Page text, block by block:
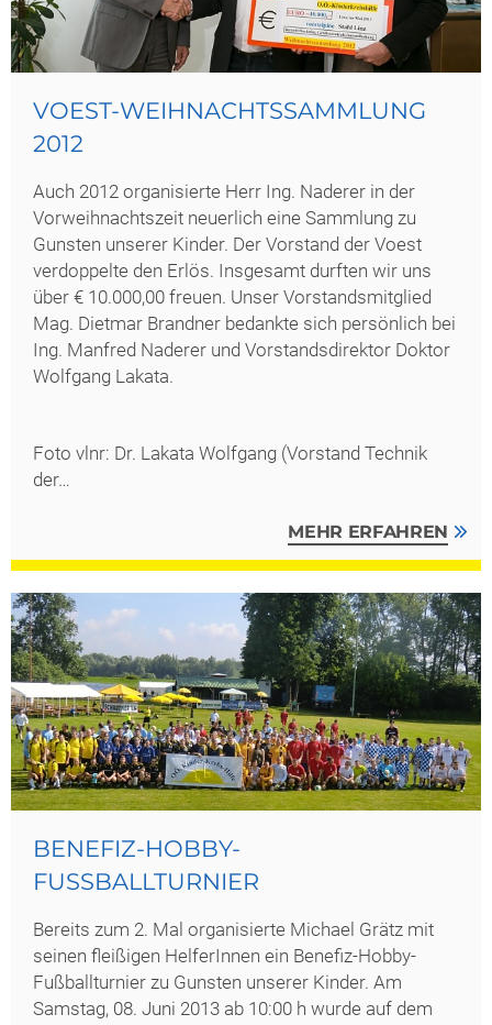
VOEST-WEIHNACHTSSAMMLUNG
2012
Auch 2012 organisierte Herr Ing. Naderer in der
Vorweihnachtszeit neuerlich eine Sammlung zu
Gunsten unserer Kinder. Der Vorstand der Voest
verdoppelte den Erlös. Insgesamt durften wir uns
über € 10.000,00 freuen. Unser Vorstandsmitglied
Mag. Dietmar Brandner bedankte sich persönlich bei
Ing. Manfred Naderer und Vorstandsdirektor Doktor
Wolfgang Lakata.
Foto vlnr: Dr. Lakata Wolfgang (Vorstand Technik
der…
MEHR ERFAHREN
BENEFIZ-HOBBY-
FUSSBALLTURNIER
Bereits zum 2. Mal organisierte Michael Grätz mit
seinen fleißigen HelferInnen ein Benefiz-Hobby-
Fußballturnier zu Gunsten unserer Kinder. Am
Samstag, 08. Juni 2013 ab 10:00 h wurde auf dem